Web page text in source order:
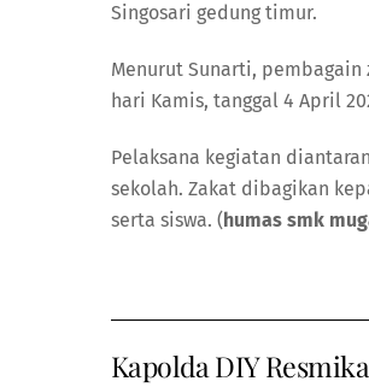
Singosari gedung timur.
Menurut Sunarti, pembagain
hari Kamis, tanggal 4 April
Pelaksana kegiatan
sekolah. Zakat dibagikan
serta siswa. (humas smk
Kapolda DIY